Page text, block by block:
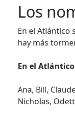
Los
En el Atlántico
hay más
En el
Ana, Bill,
Nicholas,